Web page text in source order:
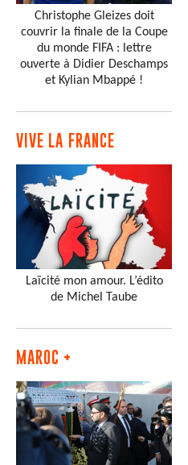
Christophe Gleizes doit
couvrir la finale de la Coupe
du monde FIFA : lettre
ouverte à Didier Deschamps
et Kylian Mbappé !
VIVE LA FRANCE
Laïcité mon amour. L’édito
de Michel Taube
MAROC +